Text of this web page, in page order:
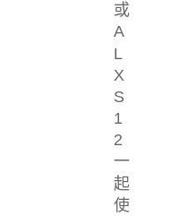
或
A
L
X
S
1
2
一
起
使